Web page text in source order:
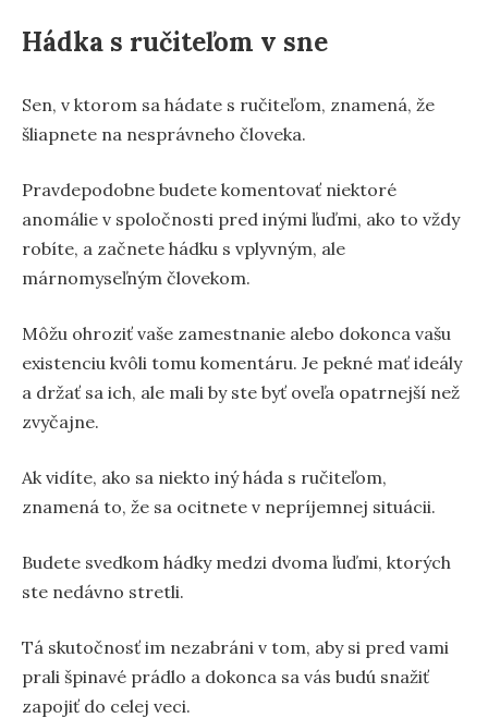
Hádka s ručiteľom v sne
Sen, v ktorom sa hádate s ručiteľom, znamená, že
šliapnete na nesprávneho človeka.
Pravdepodobne budete komentovať niektoré
anomálie v spoločnosti pred inými ľuďmi, ako to vždy
robíte, a začnete hádku s vplyvným, ale
márnomyseľným človekom.
Môžu ohroziť vaše zamestnanie alebo dokonca vašu
existenciu kvôli tomu komentáru. Je pekné mať ideály
a držať sa ich, ale mali by ste byť oveľa opatrnejší než
zvyčajne.
Ak vidíte, ako sa niekto iný háda s ručiteľom,
znamená to, že sa ocitnete v nepríjemnej situácii.
Budete svedkom hádky medzi dvoma ľuďmi, ktorých
ste nedávno stretli.
Tá skutočnosť im nezabráni v tom, aby si pred vami
prali špinavé prádlo a dokonca sa vás budú snažiť
zapojiť do celej veci.